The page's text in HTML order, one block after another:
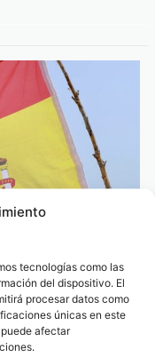
tecnologías como las
del dispositivo. El
procesar datos como
únicas en este
afectar
mundo de freestyle